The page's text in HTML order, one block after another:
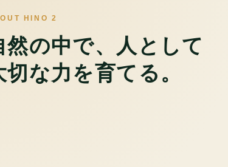
HINO 2
然の中で、人として
切な力を育てる。